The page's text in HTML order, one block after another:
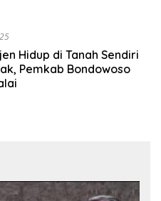
Hidup di Tanah Sendiri
Pemkab Bondowoso